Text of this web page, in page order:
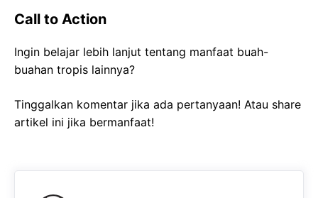
Call to Action
Ingin belajar lebih lanjut tentang manfaat buah-
buahan tropis lainnya?
Tinggalkan komentar jika ada pertanyaan! Atau share
artikel ini jika bermanfaat!